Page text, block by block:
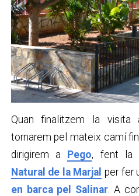
Quan finalitzem la visita
tornarem pel mateix camí
dirigirem a Pego, fent la
Natural de la Marjal per fer
en barca pel Salinar . A